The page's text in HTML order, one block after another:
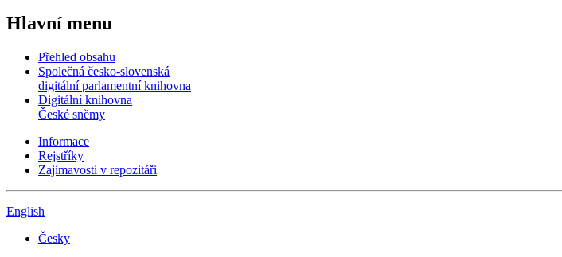
Hlavní menu
Přehled obsahu
Společná česko-slovenská
digitální parlamentní knihovna
Digitální knihovna
České sněmy
Informace
Rejstříky
Zajímavosti v repozitáři
English
Česky